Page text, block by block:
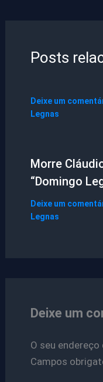
Posts
Deixe um
Legnas
Morre
“Domingo
Deixe um
Legnas
Deixe um
O seu
Campos